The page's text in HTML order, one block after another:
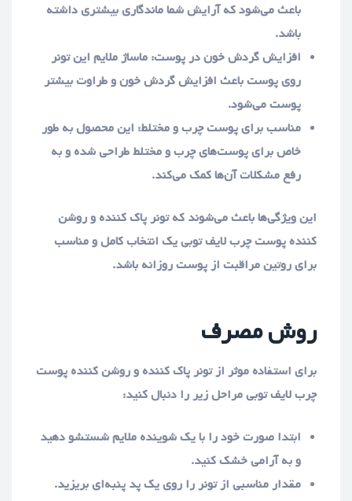
باعث می‌شود که آرایش شما ماندگاری بیشتری داشته
باشد.
افزایش گردش خون در پوست: ماساژ ملایم این تونر
روی پوست باعث افزایش گردش خون و طراوت بیشتر
پوست می‌شود.
مناسب برای پوست چرب و مختلط: این محصول به طور
خاص برای پوست‌های چرب و مختلط طراحی شده و به
رفع مشکلات آن‌ها کمک می‌کند.
این ویژگی‌ها باعث می‌شوند که تونر پاک کننده و روشن
کننده پوست چرب لایف توبی یک انتخاب کامل و مناسب
برای روتین مراقبت از پوست روزانه باشد.
روش مصرف
برای استفاده موثر از تونر پاک کننده و روشن کننده پوست
چرب لایف توبی مراحل زیر را دنبال کنید:
ابتدا صورت خود را با یک شوینده ملایم شستشو دهید
و به آرامی خشک کنید.
مقدار مناسبی از تونر را روی یک پد پنبه‌ای بریزید.